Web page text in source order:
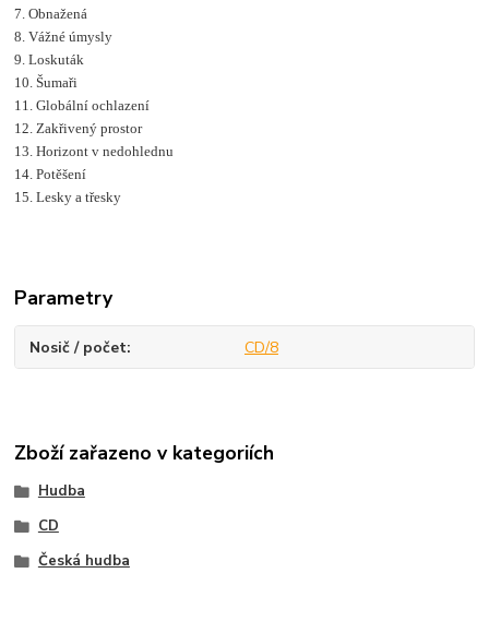
7. Obnažená
8. Vážné úmysly
9. Loskuták
10. Šumaři
11. Globální ochlazení
12. Zakřivený prostor
13. Horizont v nedohlednu
14. Potěšení
15. Lesky a třesky
Parametry
Nosič / počet CD/8
Zboží zařazeno v kategoriích
Hudba
CD
Česká hudba